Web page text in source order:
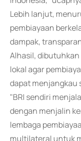
Lebih lanjut,
pembiayaan
dampak,
Alhasil,
lokal agar
dapat menjangkau
"BRI sendiri
dengan menjalin
lembaga
multilateral untuk